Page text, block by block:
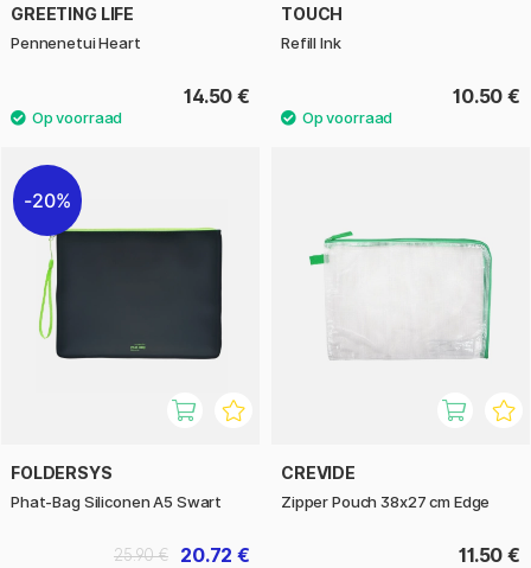
GREETING LIFE
Pennenetui Heart
14.50 €
TOUCH
Refill Ink
10.50 €
20%
FOLDERSYS
Phat-Bag Siliconen A5 Swart
20.72 €
25.90 €
CREVIDE
Zipper Pouch 38x27 cm Edge
11.50 €